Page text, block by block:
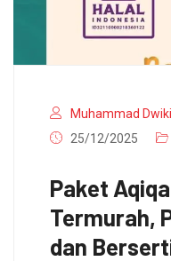
Muhammad
25/12/2025
Paket
Termurah,
dan